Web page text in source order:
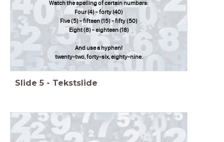
Watch the spelling of certain numbers:
Four (4) - forty (40)
Five (5) - fifteen (15) - fifty (50)
Eight (8) - eighteen (18)
And use a hyphen!
twenty-two, forty-six, eighty-nine.
Slide 5 - Tekstslide